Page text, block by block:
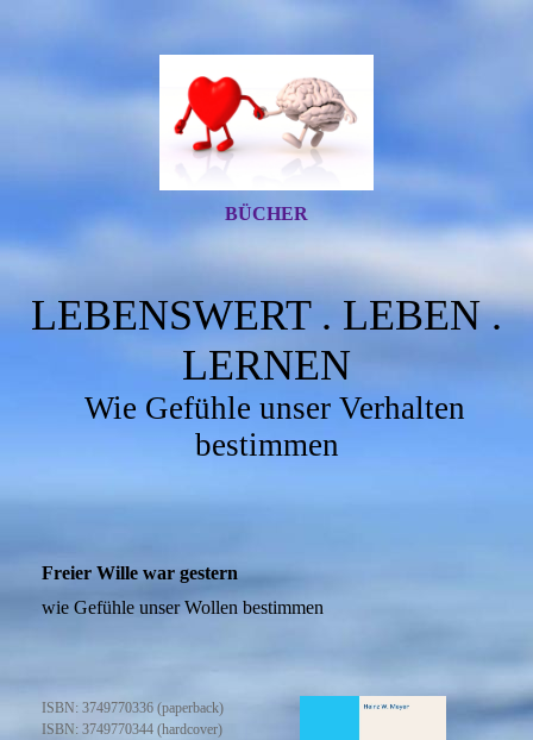
BÜCHER
LEBENSWERT . LEBEN .
LERNEN
Wie Gefühle unser Verhalten
bestimmen
Freier Wille war gestern
wie Gefühle unser Wollen bestimmen
ISBN: 3749770336 (paperback)
ISBN: 3749770344 (hardcover)